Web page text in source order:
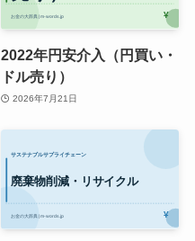
2022年円安介入（円買い・
ドル売り）
2026年7月21日